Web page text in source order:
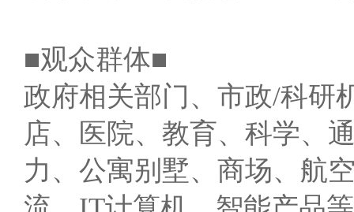
■观众群体■
政府相关部门、市政/科研
店、医院、教育、科学、
力、公寓别墅、商场、航